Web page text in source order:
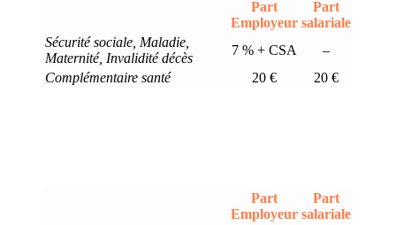
Part
Employeur
Part
salariale
Sécurité sociale, Maladie,
Maternité, Invalidité décès
7 % + CSA
–
Complémentaire santé
20 € 20 €
Part
Employeur
Part
salariale